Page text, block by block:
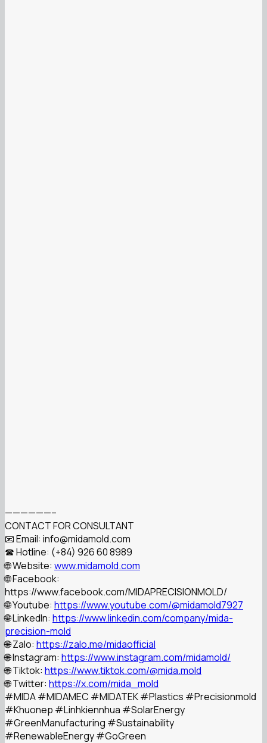
——————–
CONTACT FOR CONSULTANT
📧 Email: info@midamold.com
☎ Hotline: (+84) 926 60 8989
🌐 Website: www.midamold.com
🌐 Facebook:
https://www.facebook.com/MIDAPRECISIONMOLD/
🌐 Youtube: https://www.youtube.com/@midamold7927
🌐 LinkedIn: https://www.linkedin.com/company/mida-
precision-mold
🌐 Zalo: https://zalo.me/midaofficial
🌐 Instagram: https://www.instagram.com/midamold/
🌐 Tiktok: https://www.tiktok.com/@mida.mold
🌐 Twitter: https://x.com/mida_mold
#MIDA#MIDAMEC #MIDATEK#Plastics #Precisionmold
#Khuonep #Linhkiennhua #SolarEnergy
#GreenManufacturing #Sustainability
#RenewableEnergy#GoGreen